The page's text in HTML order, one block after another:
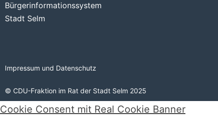
Bürgerinformationssystem
Stadt Selm
Impressum und Datenschutz
© CDU-Fraktion im Rat der Stadt Selm 2025
Cookie Consent mit Real Cookie Banner